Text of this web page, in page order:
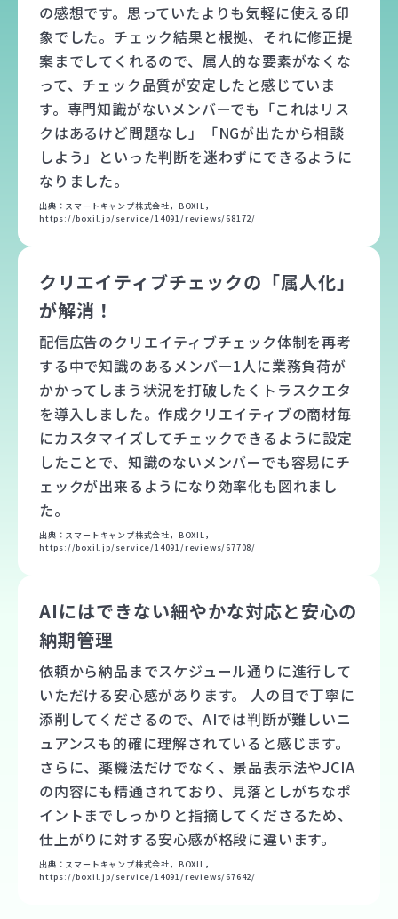
の感想です。思っていたよりも気軽に使える印
象でした。チェック結果と根拠、それに修正提
案までしてくれるので、属人的な要素がなくな
って、チェック品質が安定したと感じていま
す。専門知識がないメンバーでも「これはリス
クはあるけど問題なし」「NGが出たから相談
しよう」といった判断を迷わずにできるように
なりました。
出典：スマートキャンプ株式会社，BOXIL，
https://boxil.jp/service/14091/reviews/68172/
クリエイティブチェックの「属人化」
が解消！
配信広告のクリエイティブチェック体制を再考
する中で知識のあるメンバー1人に業務負荷が
かかってしまう状況を打破したくトラスクエタ
を導入しました。作成クリエイティブの商材毎
にカスタマイズしてチェックできるように設定
したことで、知識のないメンバーでも容易にチ
ェックが出来るようになり効率化も図れまし
た。
出典：スマートキャンプ株式会社，BOXIL，
https://boxil.jp/service/14091/reviews/67708/
AIにはできない細やかな対応と安心の
納期管理
依頼から納品までスケジュール通りに進行して
いただける安心感があります。 人の目で丁寧に
添削してくださるので、AIでは判断が難しいニ
ュアンスも的確に理解されていると感じます。
さらに、薬機法だけでなく、景品表示法やJCIA
の内容にも精通されており、見落としがちなポ
イントまでしっかりと指摘してくださるため、
仕上がりに対する安心感が格段に違います。
出典：スマートキャンプ株式会社，BOXIL，
https://boxil.jp/service/14091/reviews/67642/